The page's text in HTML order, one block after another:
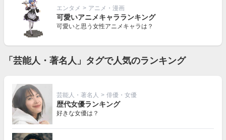
エンタメ > アニメ・漫画
可愛いアニメキャラランキング
可愛いと思う女性アニメキャラは？
「芸能人・著名人」タグで人気のランキング
芸能人・著名人 > 俳優・女優
歴代女優ランキング
好きな女優は？